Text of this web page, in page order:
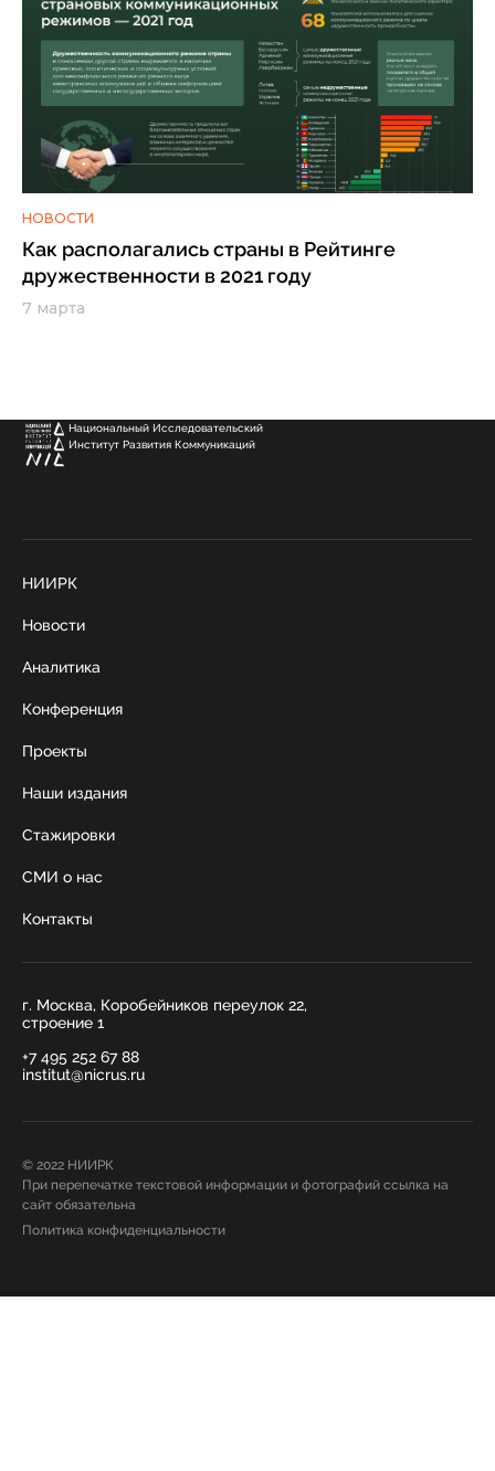
НОВОСТИ
Как располагались страны в Рейтинге
дружественности в 2021 году
7 марта
Национальный Исследовательский
Институт Развития Коммуникаций
НИИРК
Новости
Аналитика
Конференция
Проекты
Наши издания
Стажировки
СМИ о нас
Контакты
г. Москва, Коробейников переулок 22,
строение 1
+7 495 252 67 88
institut@nicrus.ru
© 2022 НИИРК
При перепечатке текстовой информации и фотографий ссылка на
сайт обязательна
Политика конфиденциальности